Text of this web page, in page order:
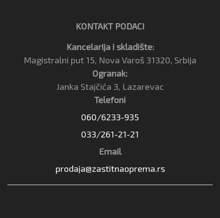
KONTAKT PODACI
Kancelarija i skladište:
Magistralni put 15, Nova Varoš 31320, Srbija
Ogranak:
Janka Stajčića 3, Lazarevac
Telefoni
060/6233-935
033/261-21-21
Email
prodaja@zastitnaoprema.rs